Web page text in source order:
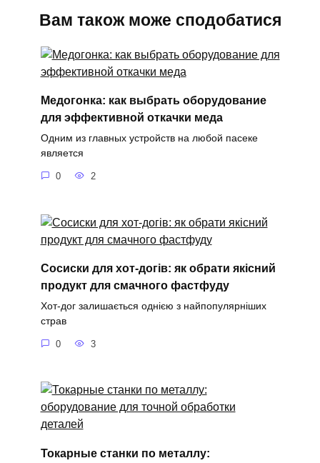
Вам також може сподобатися
Медогонка: как выбрать оборудование
для эффективной откачки меда
Одним из главных устройств на любой пасеке
является
0 2
Сосиски для хот-догів: як обрати якісний
продукт для смачного фастфуду
Хот-дог залишається однією з найпопулярніших
страв
0 3
Токарные станки по металлу: